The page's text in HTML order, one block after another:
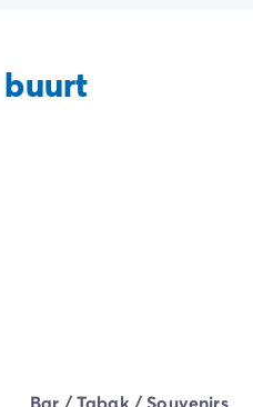
Bar / Tabak / Souvenirs